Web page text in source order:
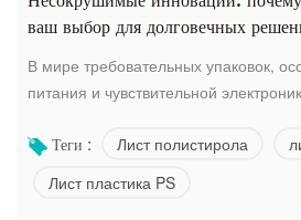
ваш выбор для долговечных
В мире требовательных упаковок,
питания и чувствительной
Именно поэтому High Impact Листы
Теги : Лист полистирола
Лист пластика PS